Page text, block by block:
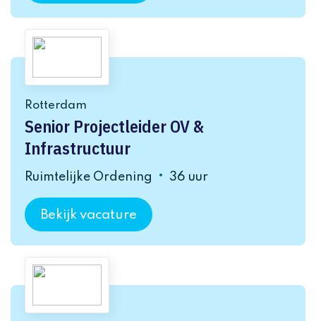
Rotterdam
Senior Projectleider OV &
Infrastructuur
Ruimtelijke Ordening 36 uur
Bekijk vacature